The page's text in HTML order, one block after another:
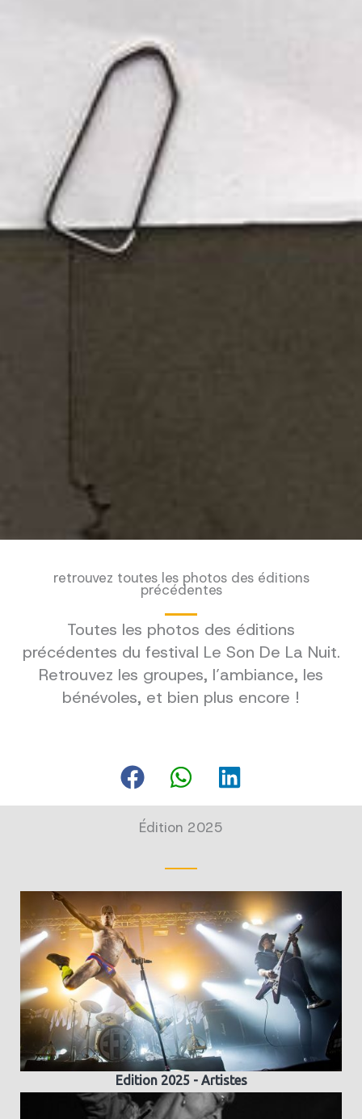
retrouvez toutes les photos des éditions
précédentes
Toutes les photos des éditions
précédentes du festival Le Son De La Nuit.
Retrouvez les groupes, l’ambiance, les
bénévoles, et bien plus encore !
Édition 2025
Edition 2025 - Artistes